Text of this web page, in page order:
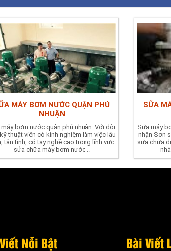
MÁY BƠM NƯỚC QUẬN PHÚ
NHUẬN
máy bơm nước quận phú nhuận. Với đội
thuật viên có kinh nghiệm làm việc lâu
tận tình, có tay nghề cao trong lĩnh vực
sửa chữa máy bơm nước ..
SỮA
Sữa máy
nhận Sơn
sữa chữa
Nỗi Bật Bài Viết